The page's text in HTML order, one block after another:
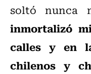
soltó nunca
inmortalizó
calles y en
chilenos y